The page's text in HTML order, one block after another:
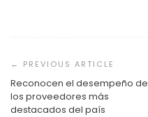
de
entradas
Reconocen el desempeño de
los proveedores más
destacados del país